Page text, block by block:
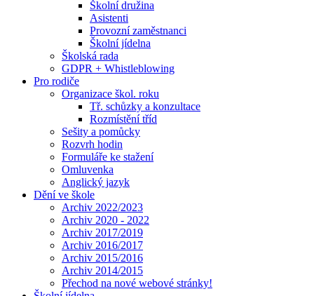
Školní družina
Asistenti
Provozní zaměstnanci
Školní jídelna
Školská rada
GDPR + Whistleblowing
Pro rodiče
Organizace škol. roku
Tř. schůzky a konzultace
Rozmístění tříd
Sešity a pomůcky
Rozvrh hodin
Formuláře ke stažení
Omluvenka
Anglický jazyk
Dění ve škole
Archiv 2022/2023
Archiv 2020 - 2022
Archiv 2017/2019
Archiv 2016/2017
Archiv 2015/2016
Archiv 2014/2015
Přechod na nové webové stránky!